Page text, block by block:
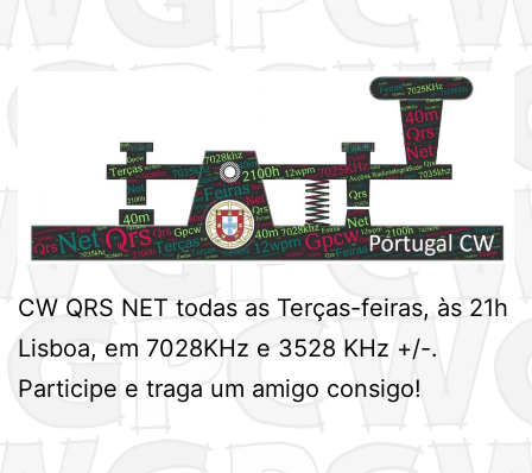
CW QRS NET todas as Terças-feiras, às 21h
Lisboa, em 7028KHz e 3528 KHz +/-.
Participe e traga um amigo consigo!